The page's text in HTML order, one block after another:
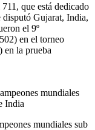
que está dedicado
Gujarat, India,
el 9º
en el torneo
la prueba
mundiales sub